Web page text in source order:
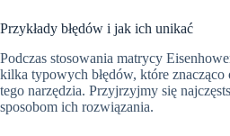
Przykłady błędów i jak ich unikać
Podczas stosowania matrycy
kilka typowych błędów, które znacząco
tego narzędzia. Przyjrzyjmy się
sposobom ich rozwiązania.